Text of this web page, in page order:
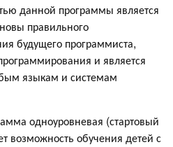
данной программы является
правильного
будущего программиста,
и является
языкам и системам
одноуровневая (стартовый
возможность обучения детей с